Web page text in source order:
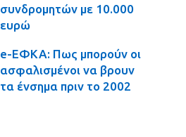
συνδρομητών με 10.000
ευρώ
e-ΕΦΚΑ: Πως μπορούν οι
ασφαλισμένοι να βρουν
τα ένσημα πριν το 2002